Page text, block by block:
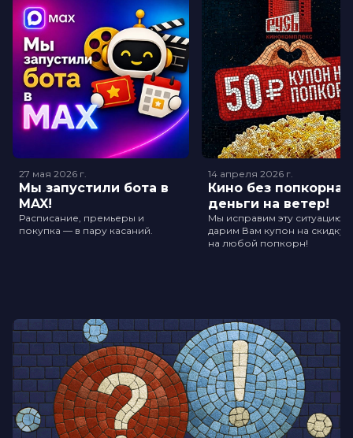
27 мая 2026 г.
Мы запустили бота в
MAX!
Расписание, премьеры и
покупка — в пару касаний.
14 апреля 2026 г.
Кино без попкорна -
деньги на ветер!
Мы исправим эту ситуацию и
дарим Вам купон на скидку
на любой попкорн!